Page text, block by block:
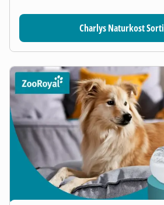
Charlys Naturkost